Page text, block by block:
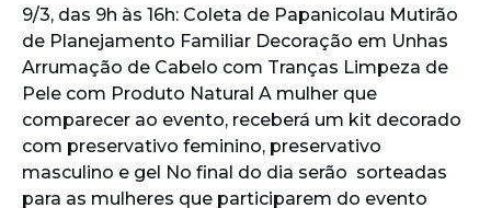
9/3, das 9h às 16h: Coleta de Papanicolau Mutirão
de Planejamento Familiar Decoração em Unhas
Arrumação de Cabelo com Tranças Limpeza de
Pele com Produto Natural A mulher que
comparecer ao evento, receberá um kit decorado
com preservativo feminino, preservativo
masculino e gel No final do dia serão sorteadas
para as mulheres que participarem do evento